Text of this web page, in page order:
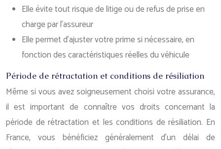
Elle évite tout risque de litige ou de refus de prise en
charge par l’assureur
Elle permet d’ajuster votre prime si nécessaire, en
fonction des caractéristiques réelles du véhicule
Période de rétractation et conditions de résiliation
Même si vous avez soigneusement choisi votre assurance,
il est important de connaître vos droits concernant la
période de rétractation et les conditions de résiliation. En
France, vous bénéficiez généralement d’un délai de